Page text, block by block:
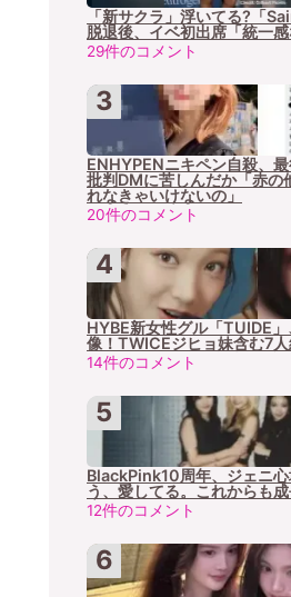
「新サクラ」浮いてる?「
脱退後、イベ初出席「統一感
29件のコメント
ENHYPENニキペン自殺、
批判DMに苦しんだか「赤の
れなきゃいけないの」
20件のコメント
HYBE新女性グル「TUIDE
像！TWICEジヒョ妹含む7人
14件のコメント
BlackPink10周年、ジェニ心
う、愛してる。これからも成
12件のコメント